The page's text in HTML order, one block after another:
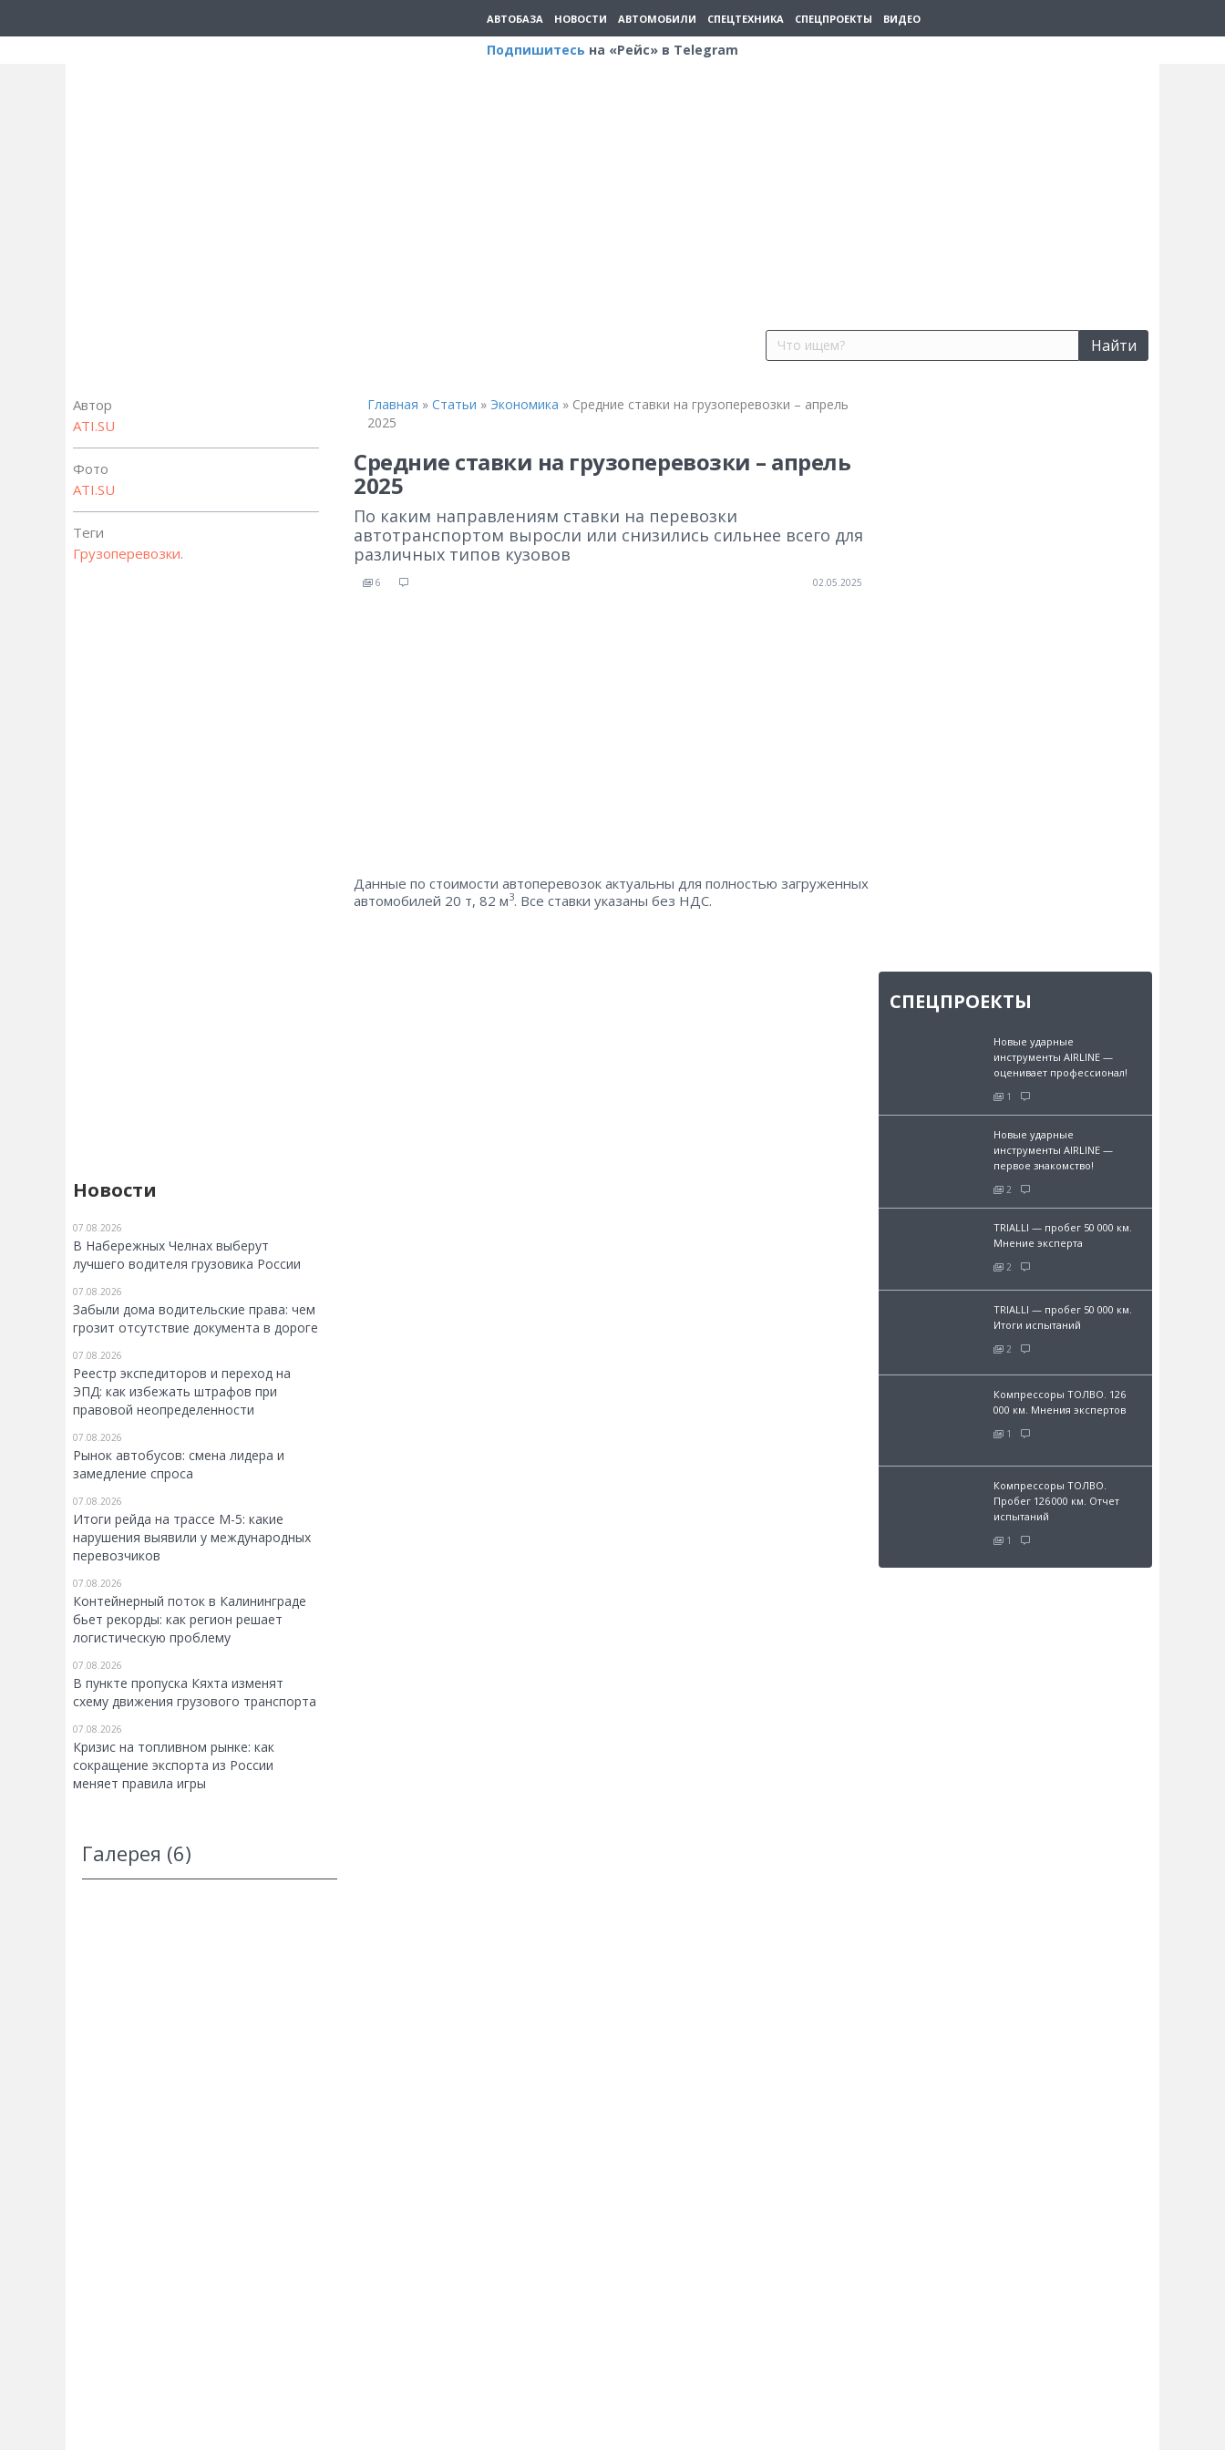
АВТОБАЗА НОВОСТИ АВТОМОБИЛИ СПЕЦТЕХНИКА СПЕЦПРОЕКТЫ ВИДЕО
Подпишитесь на «Рейс» в Telegram
Найти
Автор
ATI.SU
Фото
ATI.SU
Теги
Грузоперевозки.
Новости
07.08.2026
В Набережных Челнах выберут
лучшего водителя грузовика России
07.08.2026
Забыли дома водительские права: чем
грозит отсутствие документа в дороге
07.08.2026
Реестр экспедиторов и переход на
ЭПД: как избежать штрафов при
правовой неопределенности
07.08.2026
Рынок автобусов: смена лидера и
замедление спроса
07.08.2026
Итоги рейда на трассе М-5: какие
нарушения выявили у международных
перевозчиков
07.08.2026
Контейнерный поток в Калининграде
бьет рекорды: как регион решает
логистическую проблему
07.08.2026
В пункте пропуска Кяхта изменят
схему движения грузового транспорта
07.08.2026
Кризис на топливном рынке: как
сокращение экспорта из России
меняет правила игры
Галерея (6)
Главная » Статьи » Экономика » Средние ставки на грузоперевозки – апрель
2025
Средние ставки на грузоперевозки – апрель
2025
По каким направлениям ставки на перевозки
автотранспортом выросли или снизились сильнее всего для
различных типов кузовов
6 02.05.2025
Данные по стоимости автоперевозок актуальны для полностью загруженных
автомобилей 20 т, 82 м3. Все ставки указаны без НДС.
СПЕЦПРОЕКТЫ
Новые ударные
инструменты AIRLINE —
оценивает профессионал!
1
Новые ударные
инструменты AIRLINE —
первое знакомство!
2
TRIALLI — пробег 50 000 км.
Мнение эксперта
2
TRIALLI — пробег 50 000 км.
Итоги испытаний
2
Компрессоры ТОЛВО. 126
000 км. Мнения экспертов
1
Компрессоры ТОЛВО.
Пробег 126 000 км. Отчет
испытаний
1